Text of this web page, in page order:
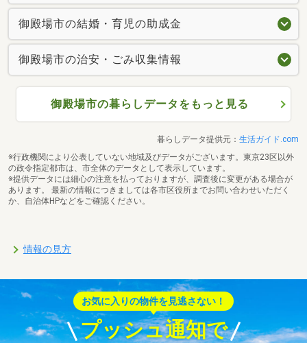
御殿場市の結婚・育児の助成金
御殿場市の治安・ごみ収集情報
御殿場市の暮らしデータをもっと見る
暮らしデータ提供元： 生活ガイド.com
※行政機関により公表していない地域及びデータがございます。東京23区以外
の政令指定都市は、市全体のデータとして表示しています。
※提供データには細心の注意を払っておりますが、調査後に変更がある場合が
あります。 最新の情報につきましては各市区役所までお問い合わせいただく
か、自治体HPなどをご確認ください。
情報の見方
お気に入りの物件を見逃さない！
プッシュ通知で